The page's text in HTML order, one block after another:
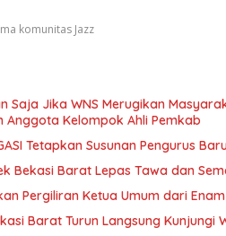
komunitas Jazz
Jika WNS Merugikan
Anggota Kelompok Ahli Pemkab
Tetapkan Susunan Pengurus
Bekasi Barat Lepas Tawa dan
Pergiliran Ketua Umum dari
Barat Turun Langsung Kunjungi